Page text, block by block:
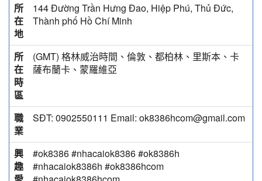
所
在
地
144 Đường Trần Hưng Đao, Hiệp Phú, Thủ Đức,
Thành phố Hồ Chí Minh
所
在
時
區
(GMT) 格林威治時間、倫敦、都柏林、里斯本、卡
薩布蘭卡、蒙羅維亞
職
業
SĐT: 0902550111 Email: ok8386hcom@gmail.com
興
趣
#ok8386 #nhacaiok8386 #ok8386h
#nhacaiok8386h #ok8386hcom